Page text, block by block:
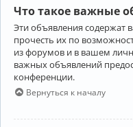
Что такое важные
Эти объявления
прочесть их по
из форумов и в вашем
важных объявлений
конференции.
Вернуться к началу